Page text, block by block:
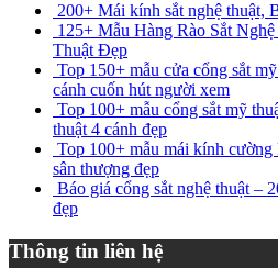
200+ Mái kính sắt nghệ thuật,
125+ Mẫu Hàng Rào Sắt
Thuật Đẹp
Top 150+ mẫu cửa cổng sắt
cánh cuốn hút người xem
Top 100+ mẫu cổng sắt mỹ
thuật 4 cánh đẹp
Top 100+ mẫu mái kính
sân thượng đẹp
Báo giá cổng sắt nghệ thuật –
đẹp
Thông tin liên hệ